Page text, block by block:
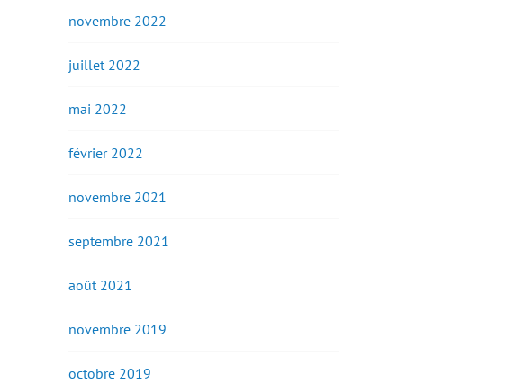
novembre 2022
juillet 2022
mai 2022
février 2022
novembre 2021
septembre 2021
août 2021
novembre 2019
octobre 2019